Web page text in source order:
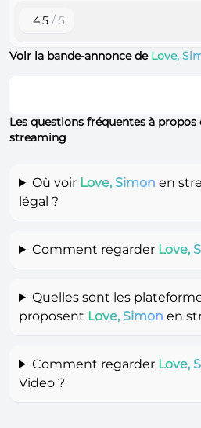
4.5 / 5
Voir la bande-annonce de Love,
Les questions fréquentes à
streaming
Où voir Love, Simon en
légal ?
Comment regarder Love,
Quelles sont les
proposent Love, Simon en
Comment regarder Love,
Video ?